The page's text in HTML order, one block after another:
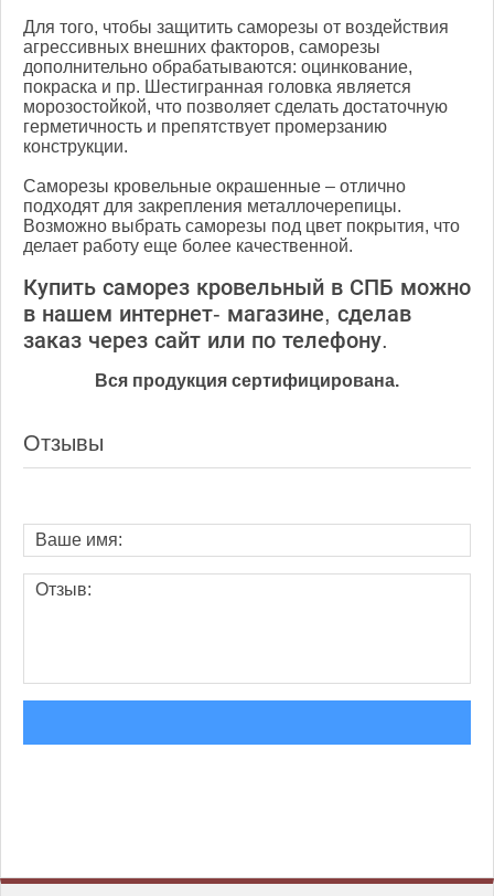
Для того, чтобы защитить саморезы от воздействия
агрессивных внешних факторов, саморезы
дополнительно обрабатываются: оцинкование,
покраска и пр. Шестигранная головка является
морозостойкой, что позволяет сделать достаточную
герметичность и препятствует промерзанию
конструкции.
Саморезы кровельные окрашенные – отлично
подходят для закрепления металлочерепицы.
Возможно выбрать саморезы под цвет покрытия, что
делает работу еще более качественной.
Купить саморез кровельный в СПБ можно
в нашем интернет- магазине, сделав
заказ через сайт или по телефону.
Вся продукция сертифицирована.
Отзывы